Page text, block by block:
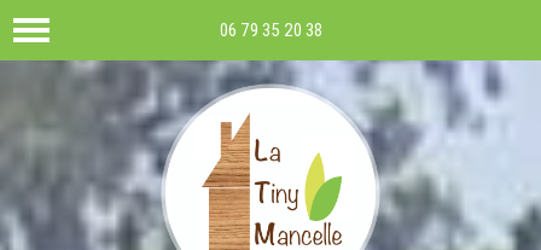
06 79 35 20 38